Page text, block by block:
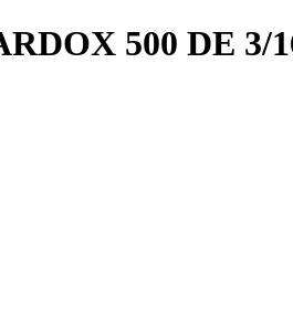
500 DE 3/